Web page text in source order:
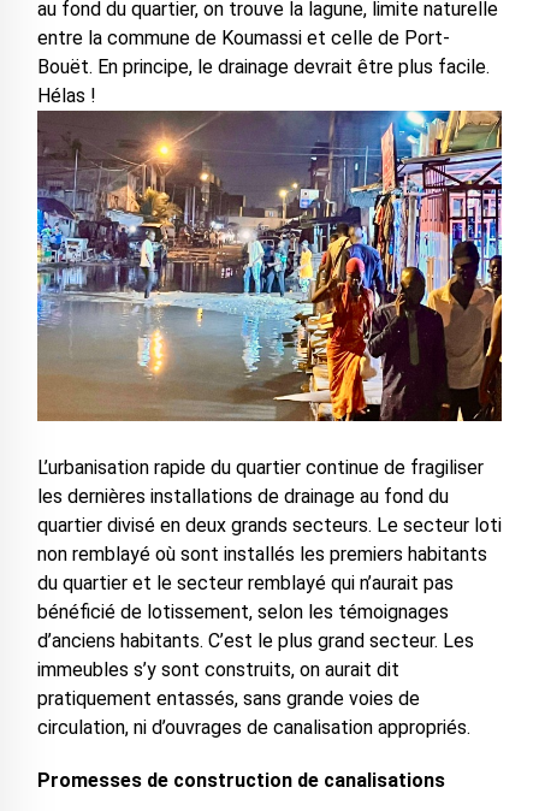
au fond du quartier, on trouve la lagune, limite naturelle
entre la commune de Koumassi et celle de Port-
Bouët. En principe, le drainage devrait être plus facile.
Hélas !
L’urbanisation rapide du quartier continue de fragiliser
les dernières installations de drainage au fond du
quartier divisé en deux grands secteurs. Le secteur loti
non remblayé où sont installés les premiers habitants
du quartier et le secteur remblayé qui n’aurait pas
bénéficié de lotissement, selon les témoignages
d’anciens habitants. C’est le plus grand secteur. Les
immeubles s’y sont construits, on aurait dit
pratiquement entassés, sans grande voies de
circulation, ni d’ouvrages de canalisation appropriés.
Promesses de construction de canalisations